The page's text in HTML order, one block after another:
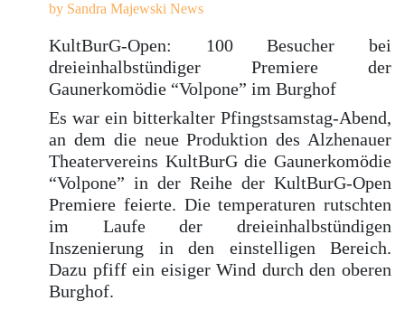
by Sandra Majewski News
KultBurG-Open: 100 Besucher bei
dreieinhalbstündiger Premiere der
Gaunerkomödie “Volpone” im Burghof
Es war ein bitterkalter Pfingstsamstag-Abend,
an dem die neue Produktion des Alzhenauer
Theatervereins KultBurG die Gaunerkomödie
“Volpone” in der Reihe der KultBurG-Open
Premiere feierte. Die temperaturen rutschten
im Laufe der dreieinhalbstündigen
Inszenierung in den einstelligen Bereich.
Dazu pfiff ein eisiger Wind durch den oberen
Burghof.